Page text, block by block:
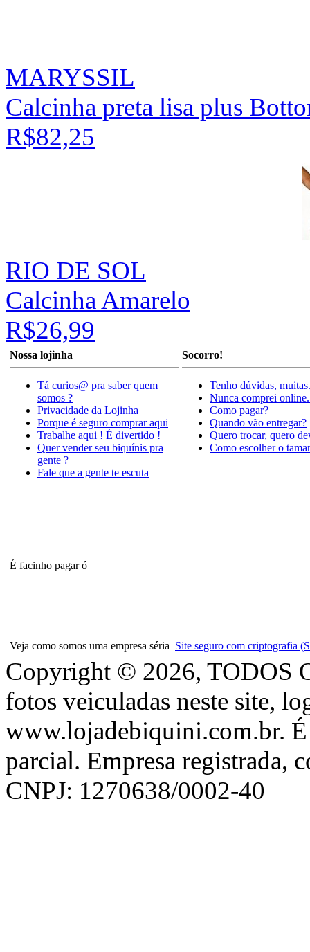
MARYSSIL
Calcinha preta lisa plus
R$82,25
RIO DE SOL
Calcinha Amarelo
R$26,99
Nossa lojinha
Tá curios@ pra saber quem
somos ?
Privacidade da Lojinha
Porque é seguro comprar aqui
Trabalhe aqui ! É divertido !
Quer vender seu biquínis pra
gente ?
Fale que a gente te escuta
Socorro!
Tenho dúvidas, muitas.
Nunca comprei online.
Como pagar?
Quando vão entregar?
Quero trocar, quero
Como escolher o
É facinho pagar ó
Veja como somos uma empresa séria Site seguro com criptografia
Copyright © 2026, TODOS
fotos veiculadas neste site,
www.lojadebiquini.com.br. É
parcial. Empresa registrada,
CNPJ: 1270638/0002-40